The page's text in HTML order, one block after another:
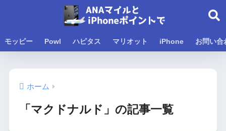
モッピー Powl ハピタス マリオット iPhone お問い合
ホーム
「マクドナルド」の記事一覧